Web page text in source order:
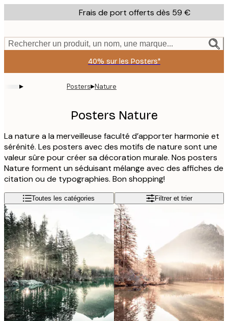
to
content.
Frais de port offerts dès 59 €
Rechercher un produit, un nom, une marque...
40% sur les Posters*
▸ Posters▸Nature
Posters Nature
La nature a la merveilleuse faculté d’apporter harmonie et
sérénité. Les posters avec des motifs de nature sont une
valeur sûre pour créer sa décoration murale. Nos posters
Nature forment un séduisant mélange avec des affiches de
citation ou de typographies. Bon shopping!
Toutes les catégories Filtrer et trier